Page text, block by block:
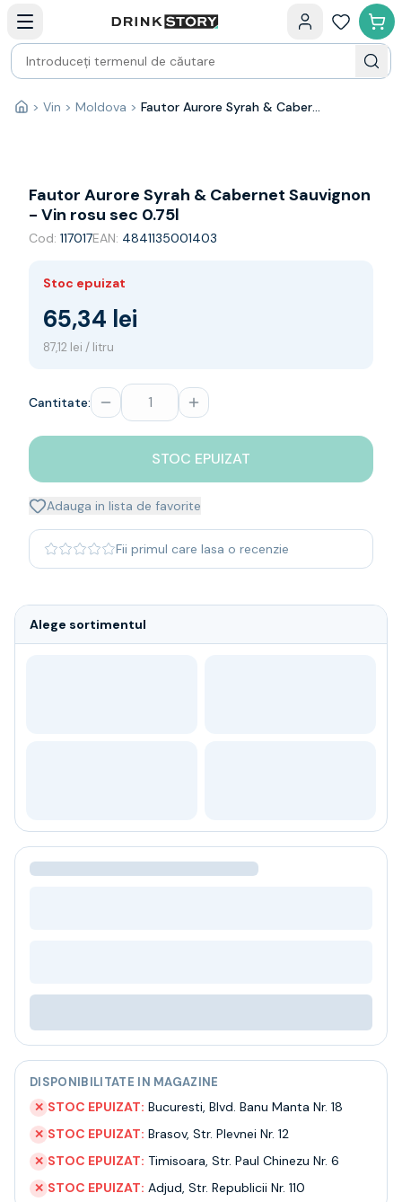
Bauturi fine — selectie
Produse Noi
Cosuri cadou
Pachete & Cadouri
Vin
Franta
Africa de Sud
Germania
Noua Zeelanda
Spumante
Sampanie
Single malt
Japanese
Bourbon
Blanded Japanese
Canadian
Rom
Vodka
Ceai
Bacanie
BLACK FRIDAY
Contact
Livrare
Termeni si conditii
Politica de confidentialitate
Intrebari frecvente
Acasă
> Vin > Moldova > Fautor Aurore Syrah & Cabernet Sauvignon - Vin rosu sec 0.75l
Fautor Aurore Syrah & Cabernet Sauvignon
- Vin rosu sec 0.75l
Cod: 117017EAN: 4841135001403
Stoc epuizat
65,34 lei
87,12 lei / litru
Cantitate:
STOC EPUIZAT
Adauga in lista de favorite
Fii primul care lasa o recenzie
Alege sortimentul
DISPONIBILITATE IN MAGAZINE
✕ STOC EPUIZAT: Bucuresti, Blvd. Banu Manta Nr. 18
✕ STOC EPUIZAT: Brasov, Str. Plevnei Nr. 12
✕ STOC EPUIZAT: Timisoara, Str. Paul Chinezu Nr. 6
✕ STOC EPUIZAT: Adjud, Str. Republicii Nr. 110